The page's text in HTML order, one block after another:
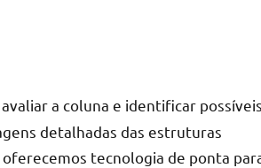
a coluna e identificar
detalhadas das estruturas
, oferecemos tecnologia de ponta